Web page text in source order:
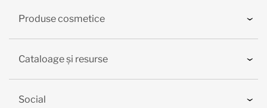
Produse cosmetice
Cataloage și resurse
Social